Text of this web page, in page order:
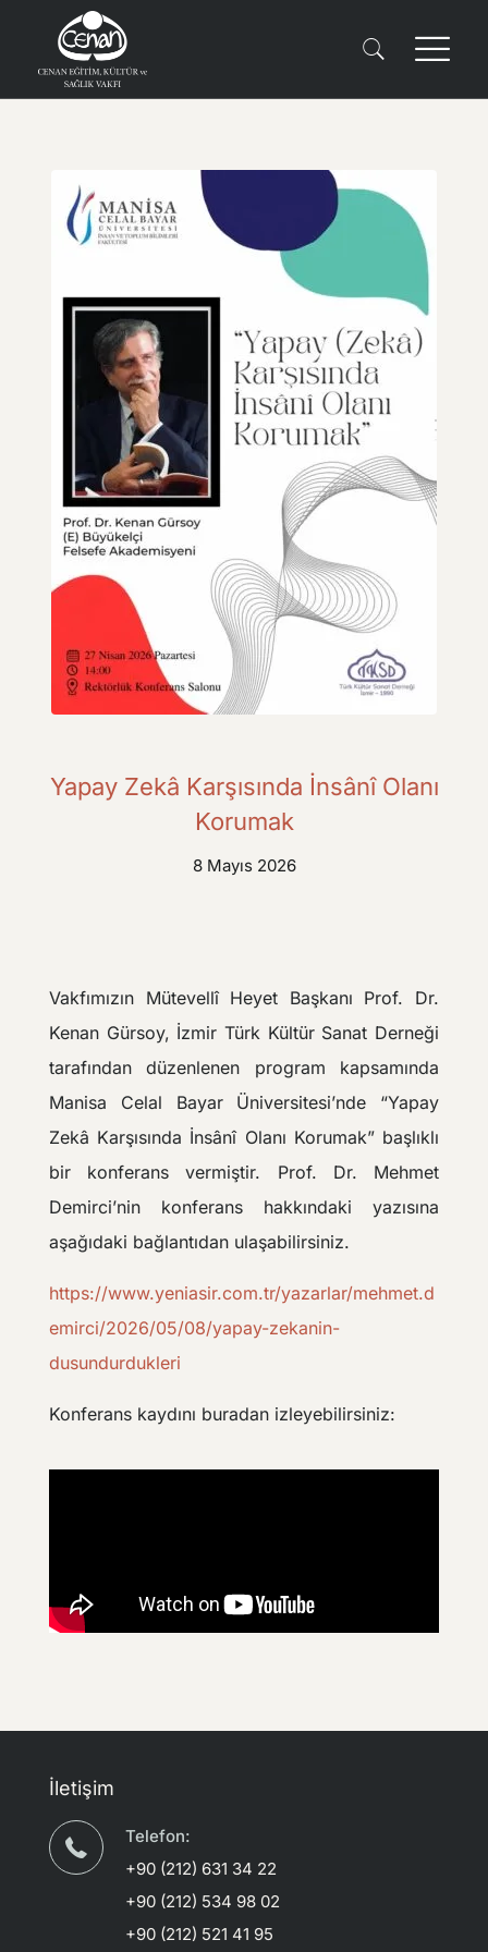
Yapay Zekâ Karşısında İnsânî Olanı
Korumak
8 Mayıs 2026
Vakfımızın Mütevellî Heyet Başkanı Prof. Dr.
Kenan Gürsoy, İzmir Türk Kültür Sanat Derneği
tarafından düzenlenen program kapsamında
Manisa Celal Bayar Üniversitesi’nde “Yapay
Zekâ Karşısında İnsânî Olanı Korumak” başlıklı
bir konferans vermiştir. Prof. Dr. Mehmet
Demirci’nin konferans hakkındaki yazısına
aşağıdaki bağlantıdan ulaşabilirsiniz.
https://www.yeniasir.com.tr/yazarlar/mehmet.d
emirci/2026/05/08/yapay-zekanin-
dusundurdukleri
Konferans kaydını buradan izleyebilirsiniz:
İletişim
Telefon:
+90 (212) 631 34 22
+90 (212) 534 98 02
+90 (212) 521 41 95